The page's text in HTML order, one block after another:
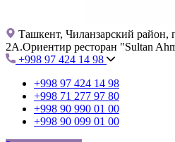
Ташкент, Чиланзарский район,
2А.Ориентир ресторан "Sultan
+998 97 424 14 98
+998 97 424 14 98
+998 71 277 97 80
+998 90 990 01 00
+998 90 099 01 00